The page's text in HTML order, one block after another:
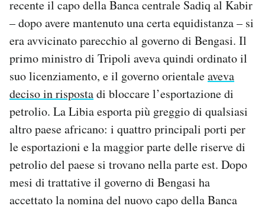
recente il capo della Banca centrale Sadiq al Kabir
– dopo avere mantenuto una certa equidistanza – si
era avvicinato parecchio al governo di Bengasi. Il
primo ministro di Tripoli aveva quindi ordinato il
suo licenziamento, e il governo orientaleaveva
deciso in rispostadi bloccare l’esportazione di
petrolio. La Libia esporta più greggio di qualsiasi
altro paese africano: i quattro principali porti per
le esportazioni e la maggior parte delle riserve di
petrolio del paese si trovano nella parte est. Dopo
mesi di trattative il governo di Bengasi ha
accettato la nomina del nuovo capo della Banca